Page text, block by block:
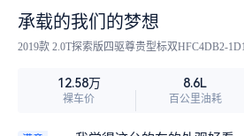
承载的我们的梦想
2019款 2.0T探索版四驱尊贵型标双HFC4DB2-
12.58万
裸车价
8.6L
百公里油耗